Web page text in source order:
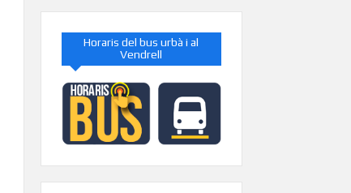
Horaris del bus urbà i al
Vendrell